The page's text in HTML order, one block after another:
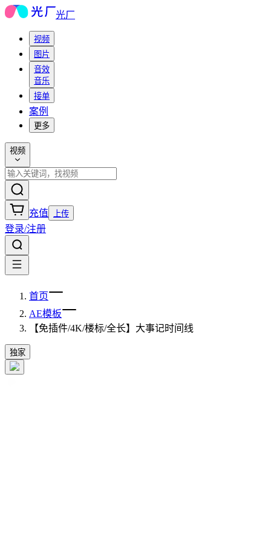
光厂
视频
图片
音效
音乐
接单
案例
更多
视频
充值 上传
登录/注册
首页
AE模板
【免插件/4K/楼标/全长】大事记时间线
独家